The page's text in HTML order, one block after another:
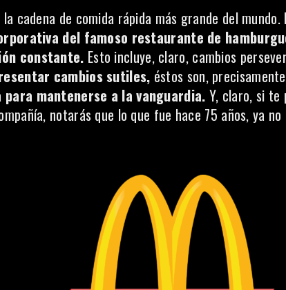
la cadena de comida rápida más grande del
del famoso restaurante de
constante. Esto incluye, claro, cambios
cambios sutiles, éstos son,
para mantenerse a la vanguardia. Y, claro, si te
notarás que lo que fue hace 75 años, ya